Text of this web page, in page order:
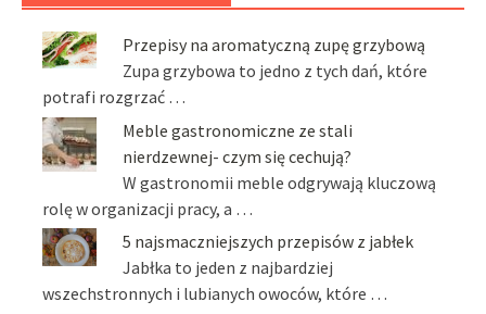
Przepisy na aromatyczną zupę grzybową
Zupa grzybowa to jedno z tych dań, które
potrafi rozgrzać …
Meble gastronomiczne ze stali
nierdzewnej- czym się cechują?
W gastronomii meble odgrywają kluczową
rolę w organizacji pracy, a …
5 najsmaczniejszych przepisów z jabłek
Jabłka to jeden z najbardziej
wszechstronnych i lubianych owoców, które …